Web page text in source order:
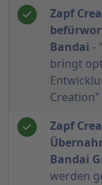
Zapf
Bandai -
bringt
Creation"
Zapf
Bandai
werden